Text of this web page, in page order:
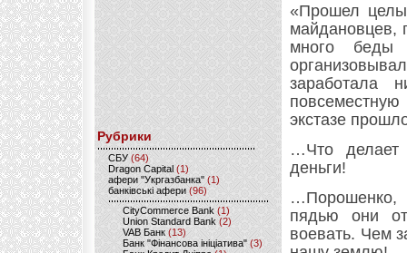
Рубрики
CБУ (64)
Dragon Capital (1)
афери "Укргазбанка" (1)
банківські афери (96)
CityCommerce Bank (1)
Union Standard Bank (2)
VAB Банк (13)
Банк "Фінансова ініціатива" (3)
«Прошел
майдановцев,
много
заработала
экстазе
…Что делает
деньги!
…Порошенко,
пядью они
воевать. Чем